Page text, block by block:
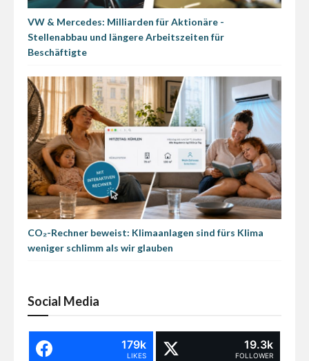
VW & Mercedes: Milliarden für Aktionäre -
Stellenabbau und längere Arbeitszeiten für
Beschäftigte
CO₂-Rechner beweist: Klimaanlagen sind fürs Klima
weniger schlimm als wir glauben
Social Media
179k
LIKES
19.3k
FOLLOWER